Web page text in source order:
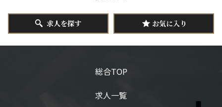
求人を探す お気に入り
総合TOP
求人一覧